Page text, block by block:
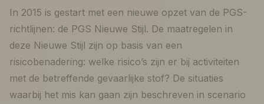
In 2015 is gestart met een nieuwe opzet van de PGS-
richtlijnen: de PGS Nieuwe Stijl. De maatregelen in
deze Nieuwe Stijl zijn op basis van een
risicobenadering: welke risico’s zijn er bij activiteiten
met de betreffende gevaarlijke stof? De situaties
waarbij het mis kan gaan zijn beschreven in scenario